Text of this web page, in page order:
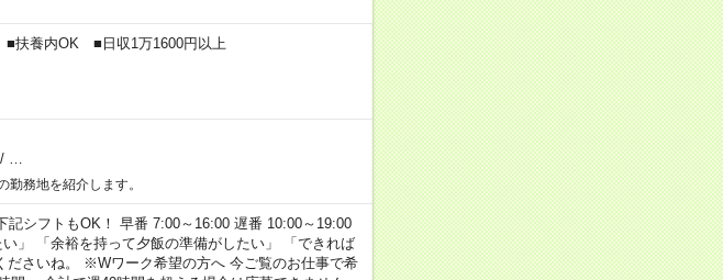
扶養内OK ■日収1万1600円以上
/
務地を紹介します。
シフトもOK！ 早番 7:00～16:00 遅番 10:00～19:00
」 「余裕を持って夕飯の準備がしたい」 「できれば
ださいね。 ※Wワーク希望の方へ 今ご覧のお仕事で希